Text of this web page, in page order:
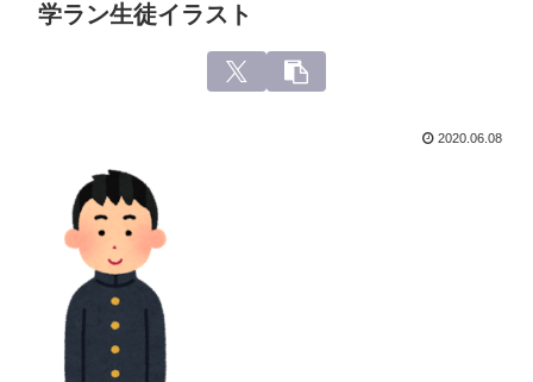
学ラン生徒イラスト
2020.06.08